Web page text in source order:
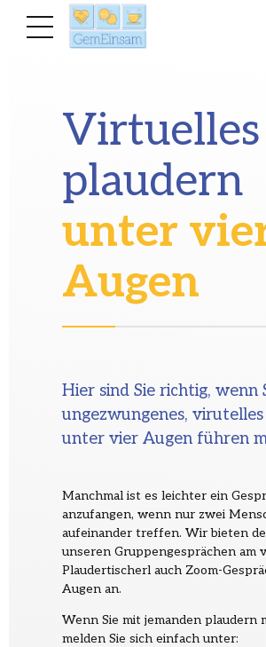
Virtuelles
plaudern
unter
Augen
Hier sind Sie richtig, wenn
ungezwungenes,
unter vier Augen führen
Manchmal ist es leichter ein
anzufangen, wenn nur zwei
aufeinander treffen. Wir bieten
unseren Gruppengesprächen am
Plaudertischerl auch Zoom-
Augen an.
Wenn Sie mit jemanden plaudern
melden Sie sich einfach unter: